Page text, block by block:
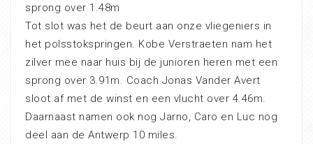
sprong over 1.48m
Tot slot was het de beurt aan onze vliegeniers in
het polsstokspringen. Kobe Verstraeten nam het
zilver mee naar huis bij de junioren heren met een
sprong over 3.91m. Coach Jonas Vander Avert
sloot af met de winst en een vlucht over 4.46m.
Daarnaast namen ook nog Jarno, Caro en Luc nog
deel aan de Antwerp 10 miles.